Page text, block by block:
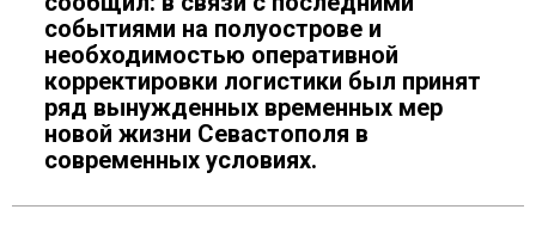
событиями на полуострове и
необходимостью оперативной
корректировки логистики был принят
ряд вынужденных временных мер
новой жизни Севастополя в
современных условиях.